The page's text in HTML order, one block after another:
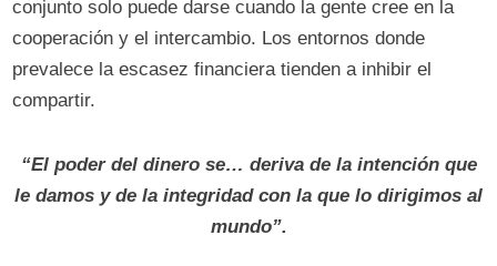
conjunto solo puede darse cuando la gente cree en la
cooperación y el intercambio. Los entornos donde
prevalece la escasez financiera tienden a inhibir el
compartir.
“El poder del dinero se… deriva de la intención que
le damos y de la integridad con la que lo dirigimos al
mundo”.